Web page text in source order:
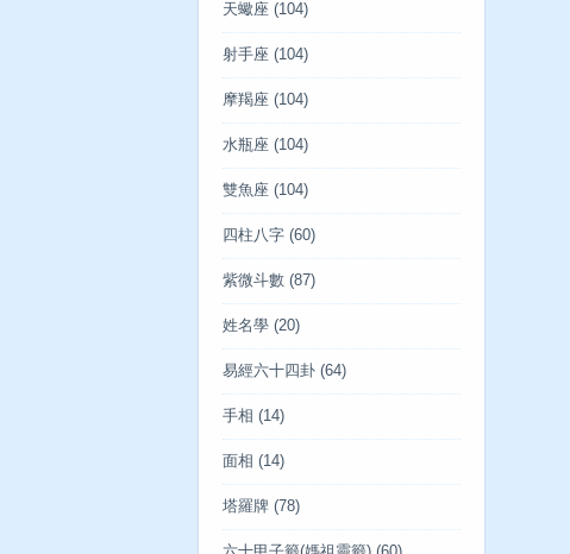
天蠍座 (104)
射手座 (104)
摩羯座 (104)
水瓶座 (104)
雙魚座 (104)
四柱八字 (60)
紫微斗數 (87)
姓名學 (20)
易經六十四卦 (64)
手相 (14)
面相 (14)
塔羅牌 (78)